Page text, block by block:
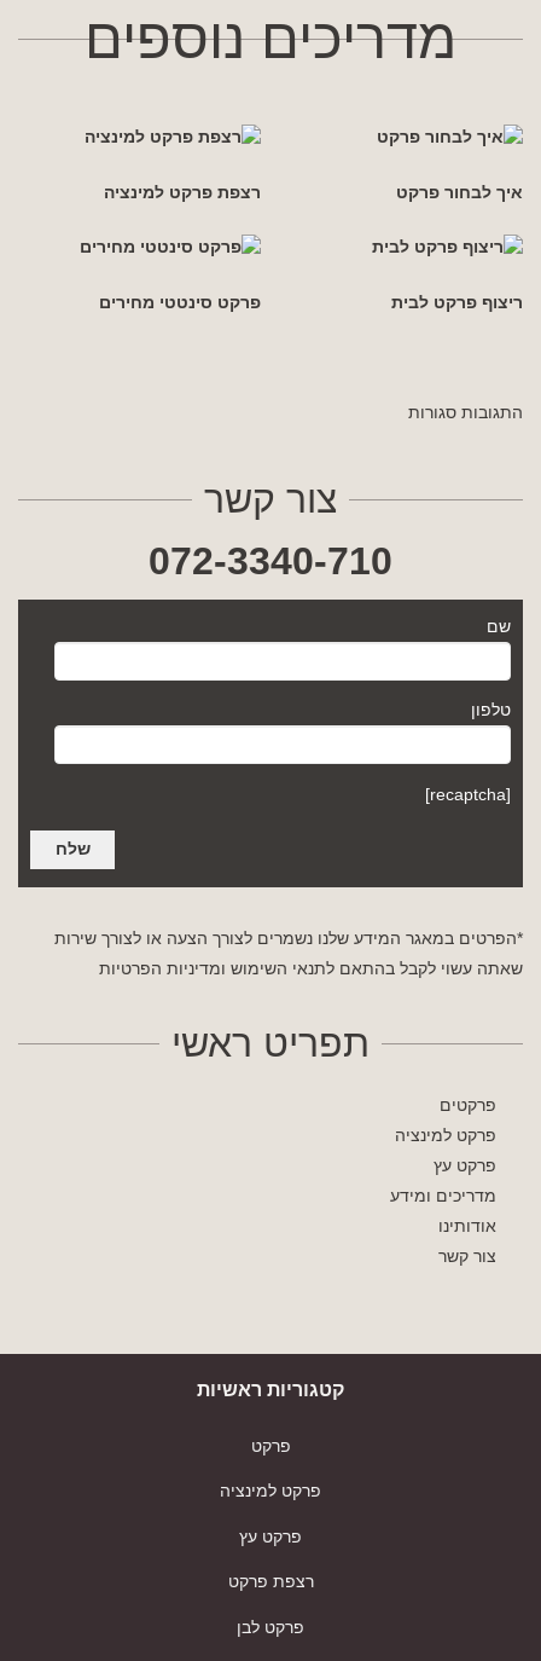
מדריכים נוספים
איך לבחור פרקט רצפת פרקט למינציה
ריצוף פרקט לבית פרקט סינטטי מחירים
התגובות סגורות
צור קשר
072-3340-710
שם
טלפון
[recaptcha]
*הפרטים במאגר המידע שלנו נשמרים לצורך הצעה או לצורך שירות
שאתה עשוי לקבל בהתאם לתנאי השימוש ומדיניות הפרטיות
תפריט ראשי
פרקטים
פרקט למינציה
פרקט עץ
מדריכים ומידע
אודותינו
צור קשר
קטגוריות ראשיות
פרקט
פרקט למינציה
פרקט עץ
רצפת פרקט
פרקט לבן